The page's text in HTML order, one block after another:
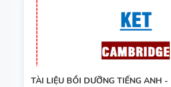
TÀI LIỆU BỒI DƯỠNG TIẾNG ANH -